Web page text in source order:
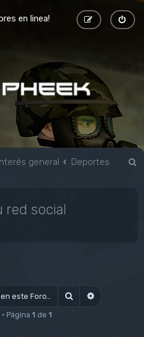
en linea!
general Deportes
red social
Buscar Búsqueda
Página 1 de 1